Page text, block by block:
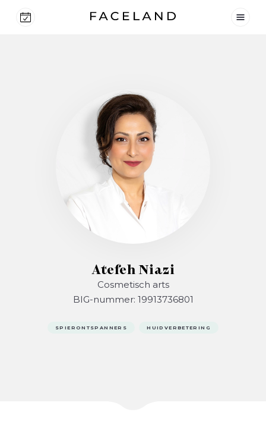
Atefeh Niazi
Cosmetisch arts
BIG-nummer: 19913736801
SPIERONTSPANNERS HUIDVERBETERING